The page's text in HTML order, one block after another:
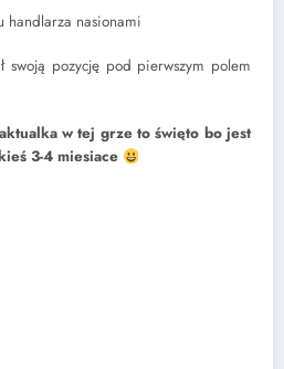
handlarza nasionami
swoją pozycję pod pierwszym polem
w tej grze to święto bo jest
3-4 miesiace